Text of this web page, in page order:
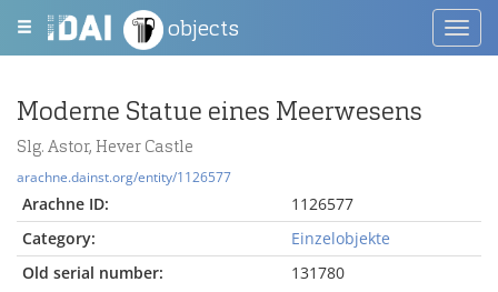
objects
Moderne Statue eines Meerwesens
Slg. Astor, Hever Castle
arachne.dainst.org/entity/1126577
Arachne ID:
1126577
Category:
Einzelobjekte
Old serial number:
131780